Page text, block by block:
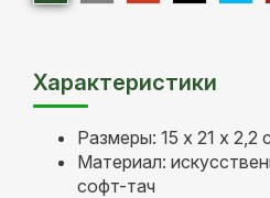
Характеристики
Размеры: 15 х 21 х 2,2
Материал:
софт-тач